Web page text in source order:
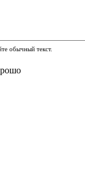
обычный текст.